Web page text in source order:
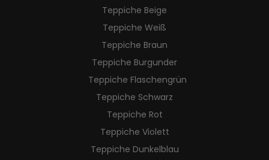
Teppiche Beige
Teppiche Weiß
Teppiche Braun
Teppiche Burgunder
Teppiche Flaschengrün
Teppiche Schwarz
Teppiche Rot
Teppiche Violett
Teppiche Dunkelblau